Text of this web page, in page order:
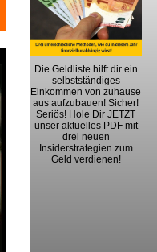
Die Geldliste hilft dir ein
selbstständiges
Einkommen von zuhause
aus aufzubauen! Sicher!
Seriös! Hole Dir JETZT
unser aktuelles PDF mit
drei neuen
Insiderstrategien zum
Geld verdienen!